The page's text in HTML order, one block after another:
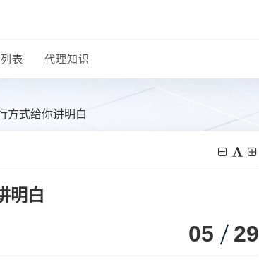
表 代理知识
方式给你讲明白
明白
05 29